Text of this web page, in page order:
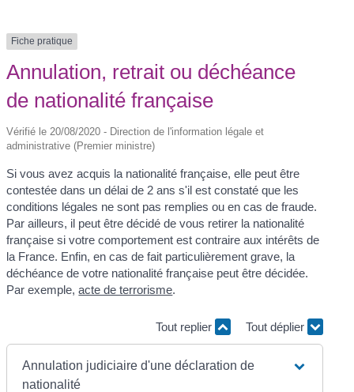
Fiche pratique
Annulation, retrait ou déchéance
de nationalité française
Vérifié le 20/08/2020 - Direction de l'information légale et
administrative (Premier ministre)
Si vous avez acquis la nationalité française, elle peut être
contestée dans un délai de 2 ans s'il est constaté que les
conditions légales ne sont pas remplies ou en cas de fraude.
Par ailleurs, il peut être décidé de vous retirer la nationalité
française si votre comportement est contraire aux intérêts de
la France. Enfin, en cas de fait particulièrement grave, la
déchéance de votre nationalité française peut être décidée.
Par exemple,acte de terrorisme.
Tout replier Tout déplier
Annulation judiciaire d'une déclaration de
nationalité